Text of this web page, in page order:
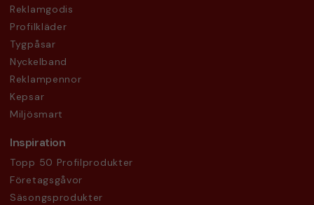
Reklamgodis
Profilkläder
Tygpåsar
Nyckelband
Reklampennor
Kepsar
Miljösmart
Inspiration
Topp 50 Profilprodukter
Företagsgåvor
Säsongsprodukter